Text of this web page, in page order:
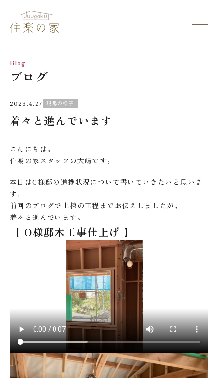
ブログ
Blog
2023.4.27 現場の様子
着々と進んでいます
こんにちは。
住楽の家スタッフの大嶋です。
本日はO様邸の進捗状況について書いていきたいと思いま
す。
前回のブログで上棟の工程までお伝えしましたが、
着々と進んでいます。
【 O様邸木工事仕上げ 】